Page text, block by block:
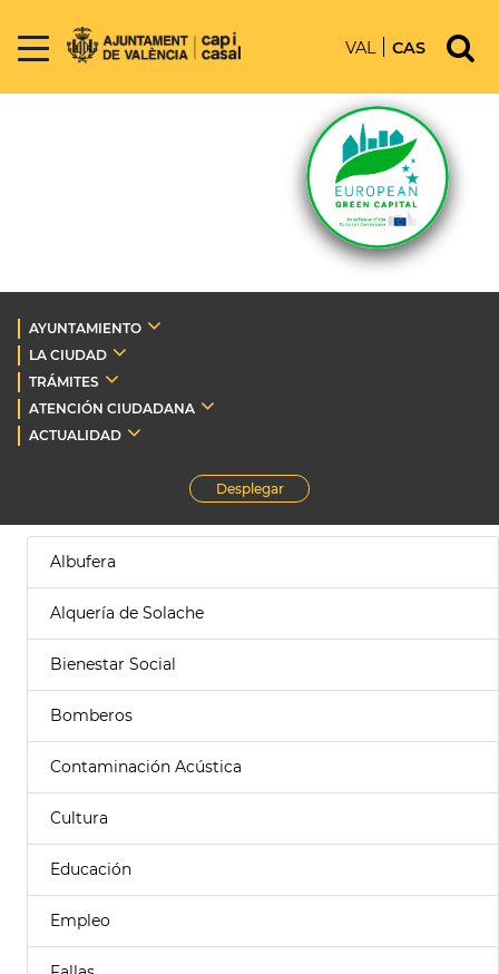
VAL CAS
AYUNTAMIENTO
LA CIUDAD
TRÁMITES
ATENCIÓN CIUDADANA
ACTUALIDAD
Desplegar
Albufera
Alquería de Solache
Bienestar Social
Bomberos
Contaminación Acústica
Cultura
Educación
Empleo